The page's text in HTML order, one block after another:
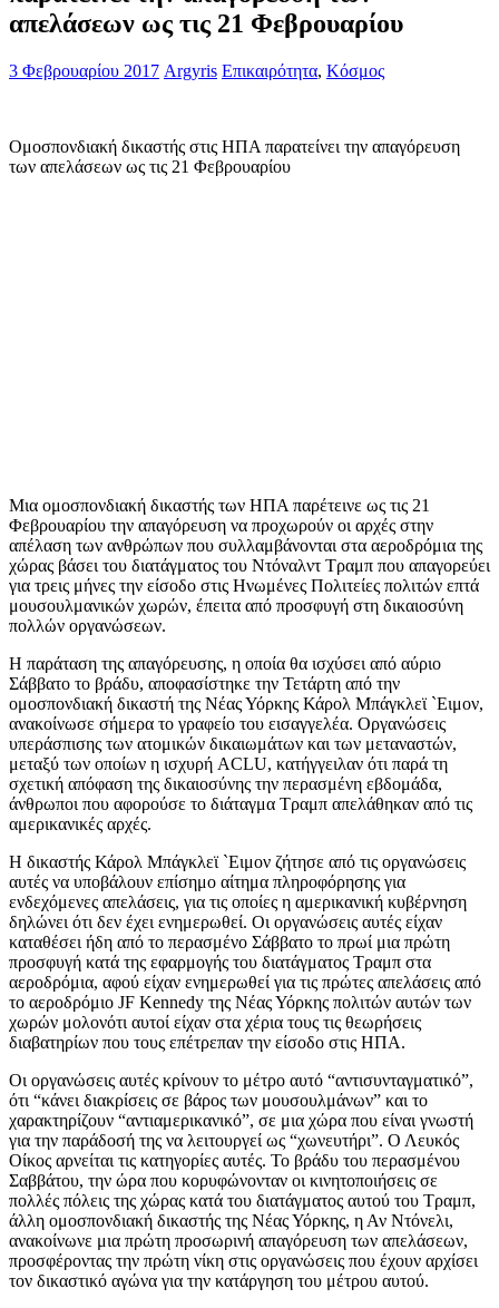
απελάσεων ως τις 21 Φεβρουαρίου
3 Φεβρουαρίου 2017 Argyris Επικαιρότητα, Κόσμος
Ομοσπονδιακή δικαστής στις ΗΠΑ παρατείνει την απαγόρευση
των απελάσεων ως τις 21 Φεβρουαρίου
Μια ομοσπονδιακή δικαστής των ΗΠΑ παρέτεινε ως τις 21
Φεβρουαρίου την απαγόρευση να προχωρούν οι αρχές στην
απέλαση των ανθρώπων που συλλαμβάνονται στα αεροδρόμια της
χώρας βάσει του διατάγματος του Ντόναλντ Τραμπ που απαγορεύει
για τρεις μήνες την είσοδο στις Ηνωμένες Πολιτείες πολιτών επτά
μουσουλμανικών χωρών, έπειτα από προσφυγή στη δικαιοσύνη
πολλών οργανώσεων.
Η παράταση της απαγόρευσης, η οποία θα ισχύσει από αύριο
Σάββατο το βράδυ, αποφασίστηκε την Τετάρτη από την
ομοσπονδιακή δικαστή της Νέας Υόρκης Κάρολ Μπάγκλεϊ `Ειμον,
ανακοίνωσε σήμερα το γραφείο του εισαγγελέα. Οργανώσεις
υπεράσπισης των ατομικών δικαιωμάτων και των μεταναστών,
μεταξύ των οποίων η ισχυρή ACLU, κατήγγειλαν ότι παρά τη
σχετική απόφαση της δικαιοσύνης την περασμένη εβδομάδα,
άνθρωποι που αφορούσε το διάταγμα Τραμπ απελάθηκαν από τις
αμερικανικές αρχές.
Η δικαστής Κάρολ Μπάγκλεϊ `Ειμον ζήτησε από τις οργανώσεις
αυτές να υποβάλουν επίσημο αίτημα πληροφόρησης για
ενδεχόμενες απελάσεις, για τις οποίες η αμερικανική κυβέρνηση
δηλώνει ότι δεν έχει ενημερωθεί. Οι οργανώσεις αυτές είχαν
καταθέσει ήδη από το περασμένο Σάββατο το πρωί μια πρώτη
προσφυγή κατά της εφαρμογής του διατάγματος Τραμπ στα
αεροδρόμια, αφού είχαν ενημερωθεί για τις πρώτες απελάσεις από
το αεροδρόμιο JF Kennedy της Νέας Υόρκης πολιτών αυτών των
χωρών μολονότι αυτοί είχαν στα χέρια τους τις θεωρήσεις
διαβατηρίων που τους επέτρεπαν την είσοδο στις ΗΠΑ.
Οι οργανώσεις αυτές κρίνουν το μέτρο αυτό “αντισυνταγματικό”,
ότι “κάνει διακρίσεις σε βάρος των μουσουλμάνων” και το
χαρακτηρίζουν “αντιαμερικανικό”, σε μια χώρα που είναι γνωστή
για την παράδοσή της να λειτουργεί ως “χωνευτήρι”. Ο Λευκός
Οίκος αρνείται τις κατηγορίες αυτές. Το βράδυ του περασμένου
Σαββάτου, την ώρα που κορυφώνονταν οι κινητοποιήσεις σε
πολλές πόλεις της χώρας κατά του διατάγματος αυτού του Τραμπ,
άλλη ομοσπονδιακή δικαστής της Νέας Υόρκης, η Αν Ντόνελι,
ανακοίνωνε μια πρώτη προσωρινή απαγόρευση των απελάσεων,
προσφέροντας την πρώτη νίκη στις οργανώσεις που έχουν αρχίσει
τον δικαστικό αγώνα για την κατάργηση του μέτρου αυτού.